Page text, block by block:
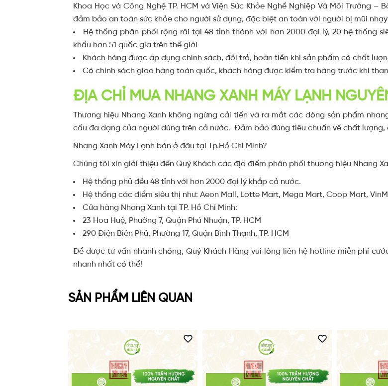
Khoa Học và Công Nghệ TP. HCM và Viện Sức Khỏe Nghề Nghiệp Và Môi Trường
đảm bảo an toàn sức khỏe cho người sử dụng, đặc biệt an toàn với người bị mũi
Hệ thống phân phối rộng rãi tại 48 tỉnh thành với hơn 2000 đại lý, 20 hệ thống
khẩu hơn 51 quốc gia trên thế giới
Khách hàng được áp dụng chính sách, đổi trả, hoàn tiền khi sản phẩm có chất
Có chính sách giao hàng toàn quốc, khách hàng được kiểm tra hàng trước khi
ĐỊA CHỈ MUA NHANG XANH MÁY LẠNH
Thương hiệu Nhang Xanh không ngừng cải tiến và ra mắt các dòng sản phẩm
cầu đa dạng của người dùng trên cả nước. Đảm bảo đúng tiêu chuẩn về chất lượng,
Nhang Xanh Máy Lạnh bán ở đâu tại Tp.Hồ Chí Minh?
Chúng tôi xin giới thiệu đến Quý Khách các địa điểm phân phối thương hiệu Nhang
Hệ thống phủ đều 48 tỉnh với hơn 2000 đại lý khắp cả nước.
Hệ thống các điểm siêu thị như: Aeon Mall, Lotte Mart, Mega Mart, Coop Mart,
Cửa hàng Nhang Xanh tại TP. Hồ Chí Minh:
23 Hoa Huệ, Phường 7, Quận Phú Nhuận, TP. HCM
290 Điện Biên Phủ, Phường 17, Quận Bình Thạnh, TP. HCM
Để được tư vấn nhanh chóng, Quý Khách Hàng vui lòng liên hệ hotline miễn phí
nhanh nhất có thể!
SẢN PHẨM LIÊN QUAN